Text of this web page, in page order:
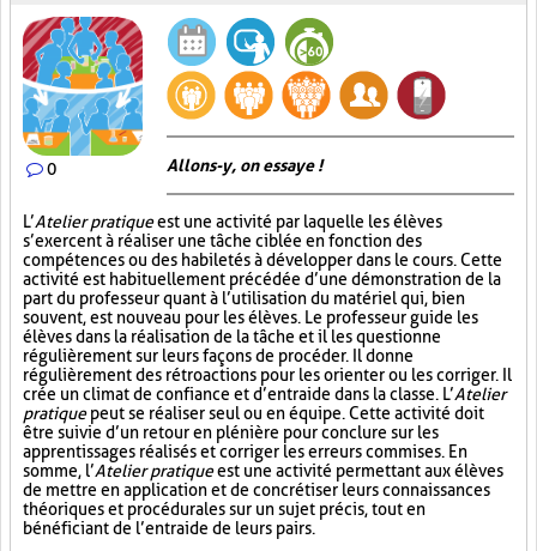
0 Allons-y, on essaye !
L’Atelier pratiqueest une activité par laquelle les élèves
s’exercent à réaliser une tâche ciblée en fonction des
compétences ou des habiletés à développer dans le cours. Cette
activité est habituellement précédée d’une démonstration de la
part du professeur quant à l’utilisation du matériel qui, bien
souvent, est nouveau pour les élèves. Le professeur guide les
élèves dans la réalisation de la tâche et il les questionne
régulièrement sur leurs façons de procéder. Il donne
régulièrement des rétroactions pour les orienter ou les corriger. Il
crée un climat de confiance et d’entraide dans la classe. L’Atelier
pratiquepeut se réaliser seul ou en équipe. Cette activité doit
être suivie d’un retour en plénière pour conclure sur les
apprentissages réalisés et corriger les erreurs commises. En
somme, l’Atelier pratiqueest une activité permettant aux élèves
de mettre en application et de concrétiser leurs connaissances
théoriques et procédurales sur un sujet précis, tout en
bénéficiant de l’entraide de leurs pairs.